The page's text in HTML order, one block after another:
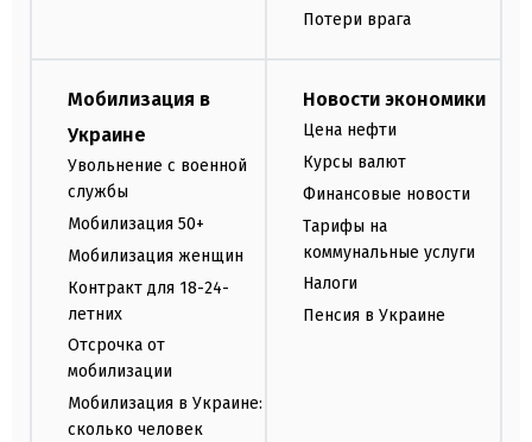
Потери врага
Мобилизация в
Украине
Увольнение с военной
службы
Мобилизация 50+
Мобилизация женщин
Контракт для 18-24-
летних
Отсрочка от
мобилизации
Мобилизация в Украине:
сколько человек
Новости экономики
Цена нефти
Курсы валют
Финансовые новости
Тарифы на
коммунальные услуги
Налоги
Пенсия в Украине